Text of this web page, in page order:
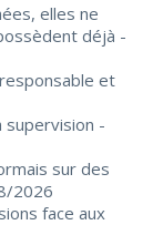
elles ne
déjà -
et
supervision -
sur des
2026
face aux